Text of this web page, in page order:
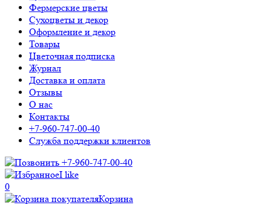
Фермерские цветы
Сухоцветы и декор
Оформление и декор
Товары
Цветочная подписка
Журнал
Доставка и оплата
Отзывы
О нас
Контакты
+7-960-747-00-40
Служба поддержки клиентов
+7-960-747-00-40
I like
0
Корзина